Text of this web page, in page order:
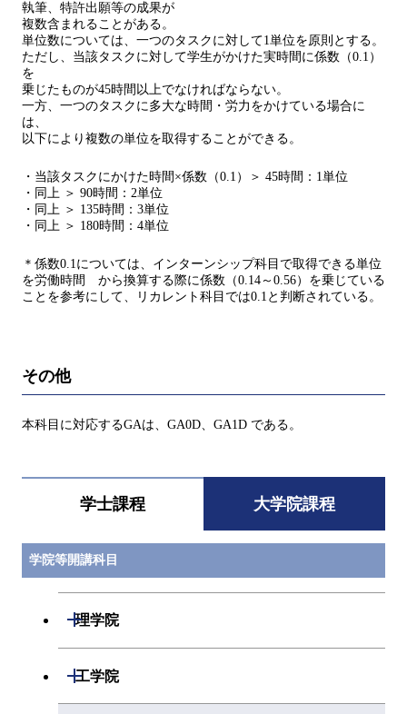
執筆、特許出願等の成果が
複数含まれることがある。
単位数については、一つのタスクに対して1単位を原則とする。
ただし、当該タスクに対して学生がかけた実時間に係数（0.1）
を
乗じたものが45時間以上でなければならない。
一方、一つのタスクに多大な時間・労力をかけている場合に
は、
以下により複数の単位を取得することができる。
・当該タスクにかけた時間×係数（0.1）＞ 45時間：1単位
・同上 ＞ 90時間：2単位
・同上 ＞ 135時間：3単位
・同上 ＞ 180時間：4単位
＊係数0.1については、インターンシップ科目で取得できる単位
を労働時間 から換算する際に係数（0.14～0.56）を乗じている
ことを参考にして、リカレント科目では0.1と判断されている。
その他
本科目に対応するGAは、GA0D、GA1D である。
学士課程 大学院課程
学院等開講科目
理学院
開閉
工学院
開閉